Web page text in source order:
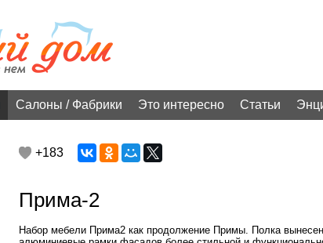
Салоны / Фабрики Это интересно Статьи
+183
Прима-2
Набор мебели Прима2 как продолжение Примы. Полка